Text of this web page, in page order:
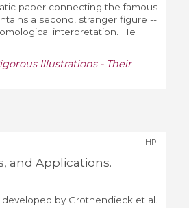
paper connecting the famous
a second, stranger figure --
interpretation. He
Illustrations - Their
and Applications.
IHP
by Grothendieck et al.